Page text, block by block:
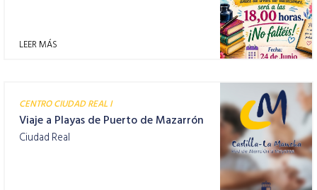
LEER MÁS
CENTRO CIUDAD REAL I
Viaje a Playas de Puerto de Mazarrón
Ciudad Real